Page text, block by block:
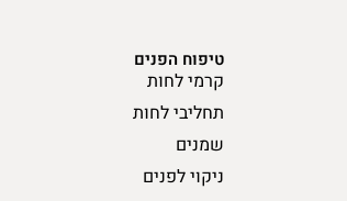
טיפוח הפנים
קרמי לחות
תחליבי לחות
שמנים
ניקוי לפנים